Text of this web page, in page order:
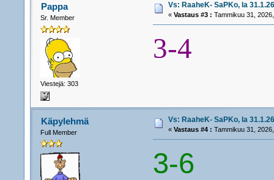
Pappa
Sr. Member
Viestejä: 303
Vs: RaaheK- SaPKo, la
«Vastaus #3 : Tammikuu 31,
3-4
Käpylehmä
Full Member
Vs: RaaheK- SaPKo, la
«Vastaus #4 : Tammikuu 31,
3-6